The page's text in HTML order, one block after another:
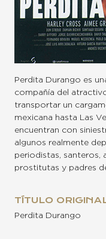
Perdita Durango es
compañía del
transportar un
mexicana hasta Las
encuentran con
algunos realmente
periodistas, santeros,
prostitutas y padres
TÍTULO
Perdita Durango